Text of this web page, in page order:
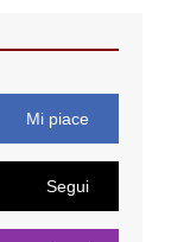
Mi piace
Segui